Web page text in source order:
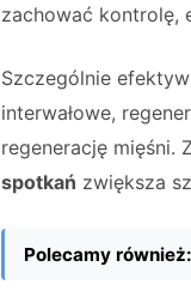
zachować kontrolę,
Szczególnie
interwałowe,
regenerację mięśni.
spotkań zwiększa
Polecamy również: